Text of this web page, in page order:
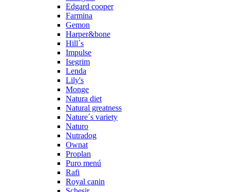
Edgard cooper
Farmina
Gemon
Harper&bone
Hill´s
Impulse
Isegrim
Lenda
Lily's
Monge
Natura diet
Natural greatness
Nature´s variety
Naturo
Nutradog
Ownat
Proplan
Puro menú
Rafi
Royal canin